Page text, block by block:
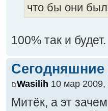
что бы они
100% так и будет.
Wasilih 10 мар 2009,
Митёк, а эт